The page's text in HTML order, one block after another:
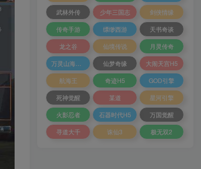
武林外传
少年三国志
剑侠情缘
传奇手游
缥缈西游
天书奇谈
龙之谷
仙境传说
月灵传奇
仙梦奇缘
大闹天宫H5
航海王
奇迹H5
GOD引擎
死神觉醒
某道
星河引擎
火影忍者
石器时代H5
万国觉醒
寻道大千
诛仙3 极无双2